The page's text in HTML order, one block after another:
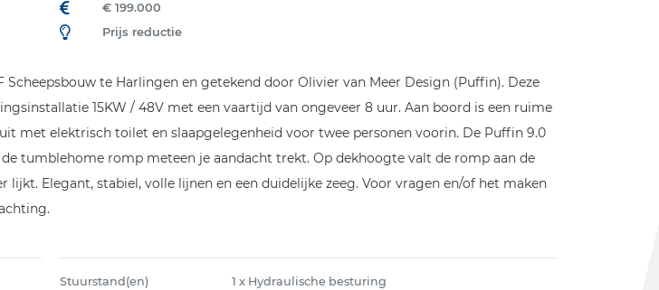
€ 199.000
Prijs reductie
te Harlingen en getekend door Olivier van Meer Design (Puffin). Deze
15KW / 48V met een vaartijd van ongeveer 8 uur. Aan boord is een ruime
met elektrisch toilet en slaapgelegenheid voor twee personen voorin. De Puffin 9.0
tumblehome romp meteen je aandacht trekt. Op dekhoogte valt de romp aan de
Elegant, stabiel, volle lijnen en een duidelijke zeeg. Voor vragen en/of het maken
Stuurstand(en)
1 x Hydraulische besturing